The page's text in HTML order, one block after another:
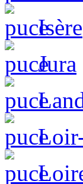
Isère
Jura